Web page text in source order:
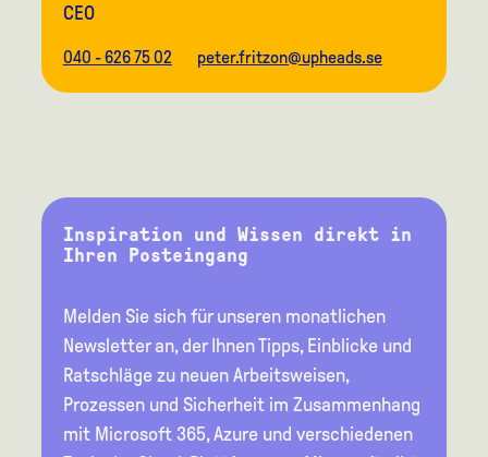
CEO
040 - 626 75 02 peter.fritzon@upheads.se
Inspiration und Wissen direkt in
Ihren Posteingang
Melden Sie sich für unseren monatlichen
Newsletter an, der Ihnen Tipps, Einblicke und
Ratschläge zu neuen Arbeitsweisen,
Prozessen und Sicherheit im Zusammenhang
mit Microsoft 365, Azure und verschiedenen